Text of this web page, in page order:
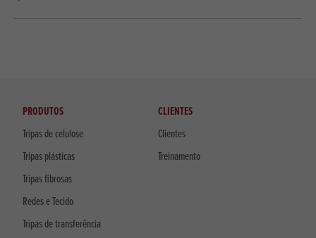
PRODUTOS
Tripas de celulose
Tripas plásticas
Tripas fibrosas
Redes e Tecido
Tripas de transferência
CLIENTES
Clientes
Treinamento